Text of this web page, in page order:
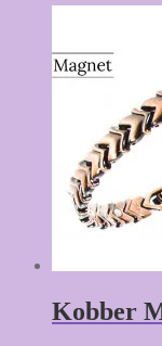
Kobber